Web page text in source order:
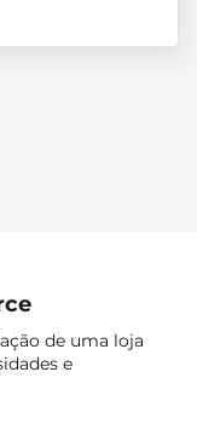
de uma loja
e